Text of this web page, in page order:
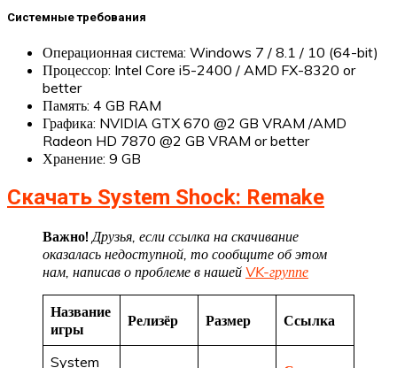
Системные требования
Операционная система: Windows 7 / 8.1 / 10 (64-bit)
Процессор: Intel Core i5-2400 / AMD FX-8320 or
better
Память: 4 GB RAM
Графика: NVIDIA GTX 670 @2 GB VRAM /AMD
Radeon HD 7870 @2 GB VRAM or better
Хранение: 9 GB
Скачать System Shock: Remake
Важно! Друзья, если ссылка на скачивание
оказалась недоступной, то сообщите об этом
нам, написав о проблеме в нашей VK-группе
Название
игры
Релизёр Размер Ссылка
System